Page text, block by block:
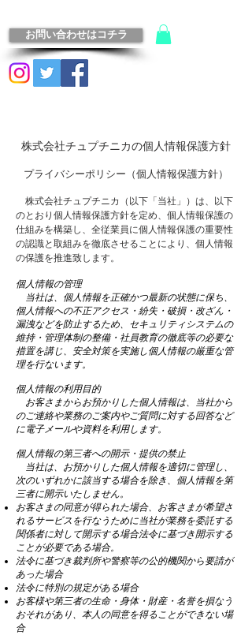
お問い合わせはコチラ
​株式会社チュプチニカの個人情報保護方針
プライバシーポリシー（個人情報保護方針）
株式会社チュプチニカ（以下「当社」）は、以下
のとおり個人情報保護方針を定め、個人情報保護の
仕組みを構築し、全従業員に個人情報保護の重要性
の認識と取組みを徹底させることにより、個人情報
の保護を推進致します。
個人情報の管理
当社は、個人情報を正確かつ最新の状態に保ち、
個人情報への不正アクセス・紛失・破損・改ざん・
漏洩などを防止するため、セキュリティシステムの
維持・管理体制の整備・社員教育の徹底等の必要な
措置を講じ、安全対策を実施し個人情報の厳重な管
理を行ないます。
個人情報の利用目的
お客さまからお預かりした個人情報は、当社から
のご連絡や業務のご案内やご質問に対する回答など
に電子メールや資料を利用します。
個人情報の第三者への開示・提供の禁止
当社は、お預かりした個人情報を適切に管理し、
次のいずれかに該当する場合を除き、個人情報を第
三者に開示いたしません。
お客さまの同意が得られた場合、お客さまが希望さ
れるサービスを行なうために当社が業務を委託する
関係者に対して開示する場合法令に基づき開示する
ことが必要である場合。
法令に基づき裁判所や警察等の公的機関から要請が
あった場合
法令に特別の規定がある場合
お客様や第三者の生命・身体・財産・名誉を損なう
おそれがあり、本人の同意を得ることができない場
合